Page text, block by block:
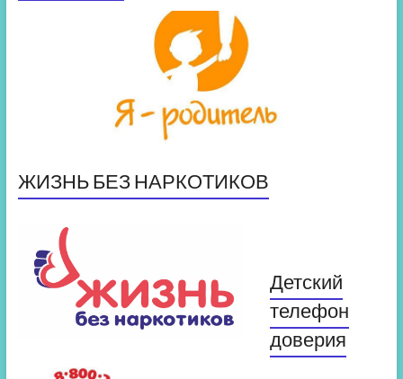
ЖИЗНЬ БЕЗ НАРКОТИКОВ
Детский
телефон
доверия